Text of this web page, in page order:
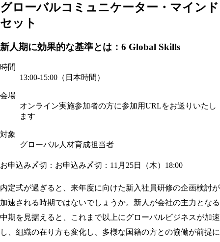
グローバルコミュニケーター・マインド
セット
新人期に効果的な基準とは：6 Global Skills
時間
13:00-15:00（日本時間）
会場
オンライン実施参加者の方に参加用URLをお送りいたし
ます
対象
グローバル人材育成担当者
お申込み〆切：お申込み〆切：11月25日（木）18:00
内定式が過ぎると、来年度に向けた新入社員研修の企画検討が
加速される時期ではないでしょうか。新人が会社の主力となる
中期を見据えると、これまで以上にグローバルビジネスが加速
し、組織の在り方も変化し、多様な国籍の方との協働が前提に